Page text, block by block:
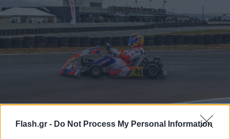
Flash.gr - Do Not Process My Personal Information